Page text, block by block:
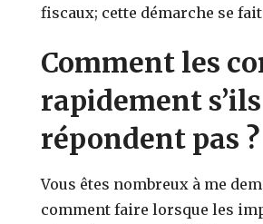
fiscaux; cette démarche se
Comment les
rapidement
répondent pas ?
Vous êtes nombreux à me
comment faire lorsque les